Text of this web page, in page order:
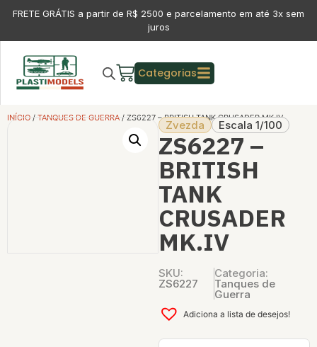
FRETE GRÁTIS a partir de R$ 2500 e parcelamento em até 3x sem
juros
Categorias
INÍCIO / TANQUES DE GUERRA / ZS6227 – BRITISH TANK CRUSADER MK.IV
Zvezda Escala 1/100
ZS6227 –
BRITISH
TANK
CRUSADER
MK.IV
SKU:
ZS6227
Categoria:
Tanques de
Guerra
Adiciona a lista de desejos!